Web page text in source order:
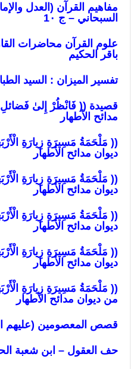
مفاهيم القرآن (العدل
السبحاني – ج 1٠
علوم القرآن محاضرات
باقر الحكيم
تفسير الميزان : السيد
قصيدة (( فَانْظُرْ إِلىٰ
مدائح الأطهار
(( مَلْحَمَةُ مَسِيرَةِ زِيارَةِ
ديوان مدائح الأطهار
(( مَلْحَمَةُ مَسِيرَةِ زِيارَةِ
ديوان مدائح الأطهار
(( مَلْحَمَةُ مَسِيرَةِ زِيارَةِ
ديوان مدائح الأطهار
(( مَلْحَمَةُ مَسِيرَةِ زِيارَةِ
ديوان مدائح الأطهار
(( مَلْحَمَةُ مَسِيرَةِ زِيارَةِ
من ديوان مدائح الأطهار
قصص المعصومين (عليهم
حف العقول – ابن شعبة